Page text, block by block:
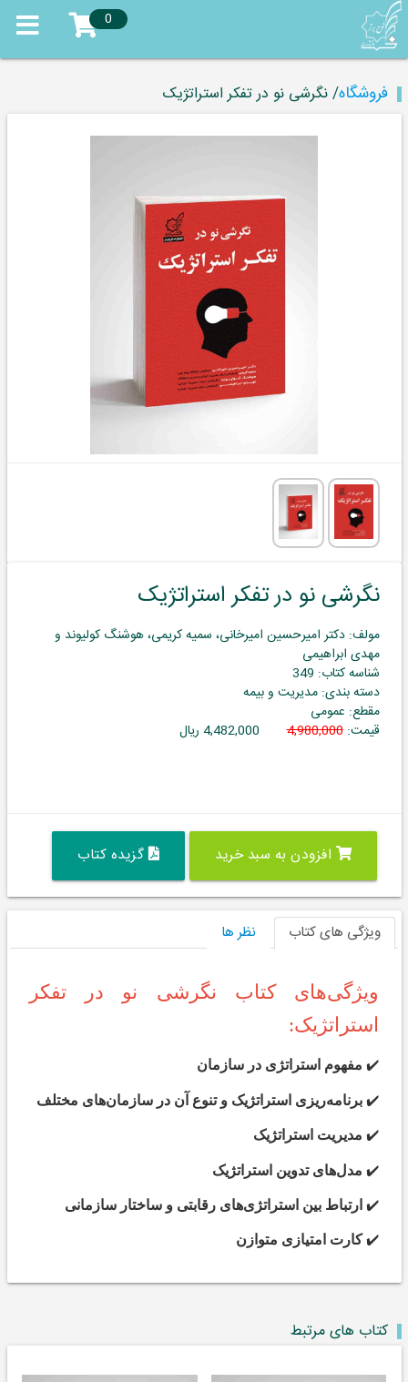
0
فروشگاه/ نگرشی نو در تفکر استراتژیک
نگرشی نو در تفکر استراتژیک
مولف: دکتر امیرحسین امیرخانی، سمیه کریمی، هوشنگ کولیوند و
مهدی ابراهیمی
شناسه کتاب: 349
دسته بندی: مدیریت و بیمه
مقطع: عمومی
قیمت:4,980,000 4,482,000 ریال
افزودن به سبد خرید گزیده کتاب
ویژگی های کتاب نظر ها
ویژگی‌های کتاب نگرشی نو در تفکر
استراتژیک:
✔️ مفهوم استراتژی در سازمان
✔️برنامه‌ریزی استراتژیک و تنوع آن در سازمان‌های مختلف
✔️ مدیریت استراتژیک
✔️ مدل‌های تدوین استراتژیک
✔️ ارتباط بین استراتژی‌های رقابتی و ساختار سازمانی
✔️کارت امتیازی متوازن
کتاب های مرتبط